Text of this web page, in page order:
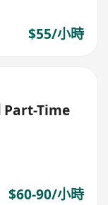
$55/小時
Part-Time
$60-90/小時